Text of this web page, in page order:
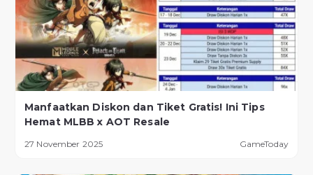
Manfaatkan Diskon dan Tiket Gratis! Ini Tips
Hemat MLBB x AOT Resale
27 November 2025 GameToday